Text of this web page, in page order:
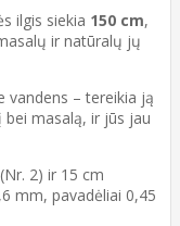
ilgis siekia 150 cm,
ir natūralų jų
vandens – tereikia ją
masalą, ir jūs jau
2) ir 15 cm
mm, pavadėliai 0,45